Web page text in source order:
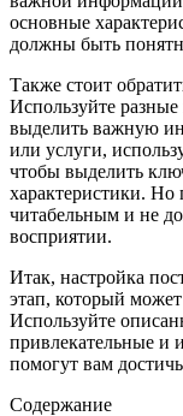
основные
должны быть
Также стоит
Используйте
выделить важную
или услуги,
чтобы выделить
характеристики. Но
читабельным и не
восприятии.
Итак, настройка
этап, который
Используйте
привлекательные и
помогут вам
Содержание